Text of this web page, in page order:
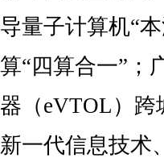
导量子计算机“
算“四算合一”；
器（eVTOL）
新一代信息技术